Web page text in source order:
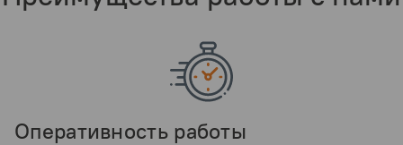
Оперативность работы